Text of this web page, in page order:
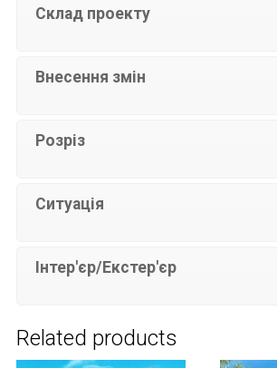
Склад проекту
Внесення змін
Розріз
Ситуація
Інтер'єр/Екстер'єр
Related products